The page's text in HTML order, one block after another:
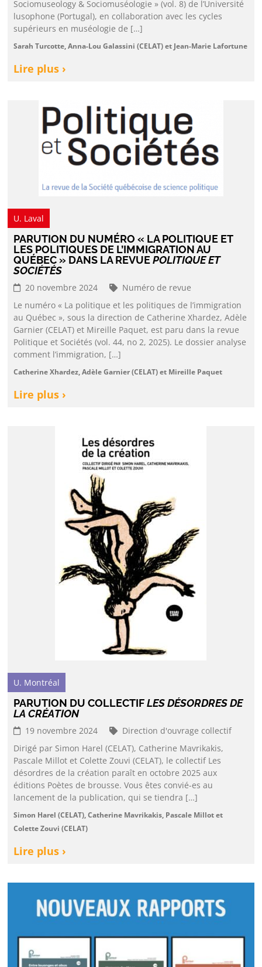
Sociomuseology & Sociomuséologie » (vol. 8) de l’Université
lusophone (Portugal), en collaboration avec les cycles
supérieurs en muséologie de […]
Sarah Turcotte, Anna-Lou Galassini (CELAT) et Jean-Marie Lafortune
Lire plus ›
U. Laval
PARUTION DU NUMÉRO « LA POLITIQUE ET
LES POLITIQUES DE L’IMMIGRATION AU
QUÉBEC » DANS LA REVUEPOLITIQUE ET
SOCIÉTÉS
20 novembre 2024
Numéro de revue
Le numéro « La politique et les politiques de l’immigration
au Québec », sous la direction de Catherine Xhardez, Adèle
Garnier (CELAT) et Mireille Paquet, est paru dans la revue
Politique et Sociétés (vol. 44, no 2, 2025). Le dossier analyse
comment l’immigration, […]
Catherine Xhardez, Adèle Garnier (CELAT) et Mireille Paquet
Lire plus ›
U. Montréal
PARUTION DU COLLECTIFLES DÉSORDRES DE
LA CRÉATION
19 novembre 2024
Direction d'ouvrage collectif
Dirigé par Simon Harel (CELAT), Catherine Mavrikakis,
Pascale Millot et Colette Zouvi (CELAT), le collectif Les
désordres de la création paraît en octobre 2025 aux
éditions Poètes de brousse. Vous êtes convié-es au
lancement de la publication, qui se tiendra […]
Simon Harel (CELAT), Catherine Mavrikakis, Pascale Millot et
Colette Zouvi (CELAT)
Lire plus ›